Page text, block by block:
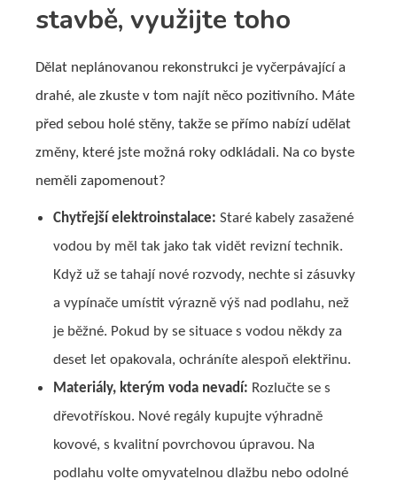
stavbě, využijte toho
Dělat neplánovanou rekonstrukci je vyčerpávající a
drahé, ale zkuste v tom najít něco pozitivního. Máte
před sebou holé stěny, takže se přímo nabízí udělat
změny, které jste možná roky odkládali. Na co byste
neměli zapomenout?
Chytřejší elektroinstalace: Staré kabely zasažené
vodou by měl tak jako tak vidět revizní technik.
Když už se tahají nové rozvody, nechte si zásuvky
a vypínače umístit výrazně výš nad podlahu, než
je běžné. Pokud by se situace s vodou někdy za
deset let opakovala, ochráníte alespoň elektřinu.
Materiály, kterým voda nevadí: Rozlučte se s
dřevotřískou. Nové regály kupujte výhradně
kovové, s kvalitní povrchovou úpravou. Na
podlahu volte omyvatelnou dlažbu nebo odolné